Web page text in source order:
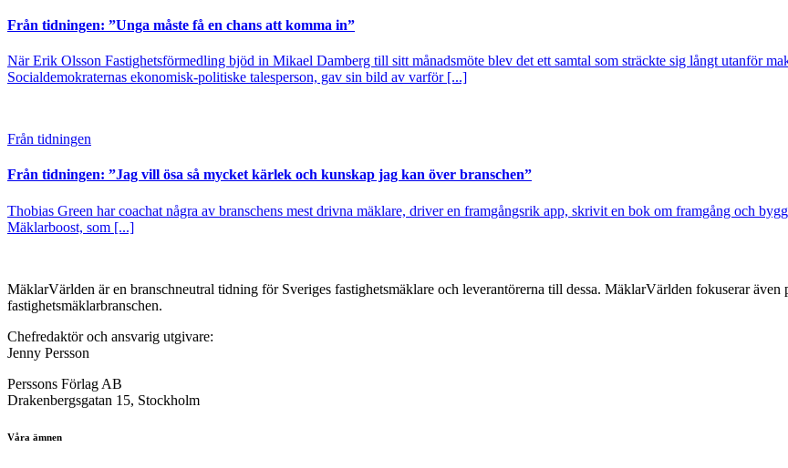
Från tidningen: ”Unga måste få en chans att komma in”
När Erik Olsson Fastighetsförmedling bjöd in Mikael Damberg till sitt månadsmöte blev det ett samtal som sträckte sig långt utanför
Socialdemokraternas ekonomisk-politiske talesperson, gav sin bild av varför [...]
Från tidningen
Från tidningen: ”Jag vill ösa så mycket kärlek och kunskap jag kan över branschen”
Thobias Green har coachat några av branschens mest drivna mäklare, driver en framgångsrik app, skrivit en bok om framgång och
Mäklarboost, som [...]
MäklarVärlden är en branschneutral tidning för Sveriges fastighetsmäklare och leverantörerna till dessa. MäklarVärlden fokuserar
fastighetsmäklarbranschen.
Chefredaktör och ansvarig utgivare:
Jenny Persson
Perssons Förlag AB
Drakenbergsgatan 15, Stockholm
Våra ämnen